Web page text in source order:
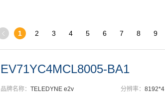
1 2 3 4 5 6 7 8 9
EV71YC4MCL8005-BA1
品牌名称： TELEDYNE e2v 分辨率：8192*4